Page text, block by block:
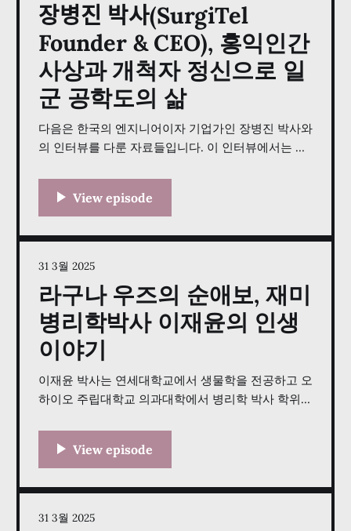
장병진 박사(SurgiTel
Founder & CEO), 홍익인간
사상과 개척자 정신으로 일
군 공학도의 삶
다음은 한국의 엔지니어이자 기업가인 장병진 박사와
의 인터뷰를 다룬 자료들입니다. 이 인터뷰에서는 그
적 확대 장치를 개발하는 회사인 서지텔(SurgiTel)을
신의 기독교 신앙에 기반한 경영 철학을 공유하며, 어
려움을 이겨내는 끈기의 중요성과, 자신의
라구나 우즈의 순애보, 재미
병리학박사 이재윤의 인생
이야기
이재윤 박사는 연세대학교에서 생물학을 전공하고 오
하이오 주립대학교 의과대학에서 병리학 박사 학위를
박사는 단순히 학자로서만이 아니라 아마추어 화가로
다. 미국 유학 시절, 그는 한국전쟁 때 흥남에서 10만
명의 피난민을 구출한 영웅 현봉학 박사와
31 3월 2025
31 3월 2025